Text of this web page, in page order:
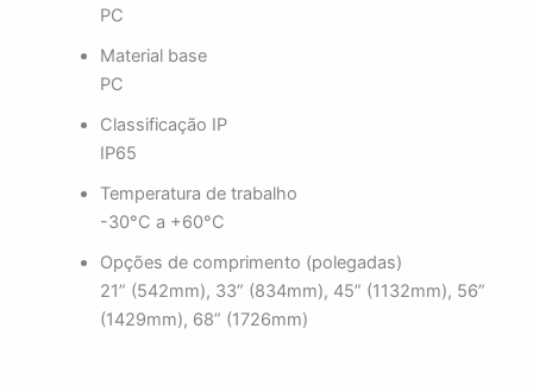
PC
Material base
PC
Classificação IP
IP65
Temperatura de trabalho
-30°C a +60°C
Opções de comprimento (polegadas)
21” (542mm), 33” (834mm), 45” (1132mm), 56”
(1429mm), 68” (1726mm)